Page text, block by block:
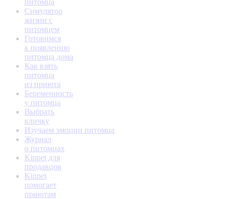
питомца
Симулятор
жизни с
питомцем
Готовимся
к появлению
питомца дома
Как взять
питомца
из приюта
Беременность
у питомца
Выбрать
кличку
Изучаем эмоции питомца
Журнал
о питомцах
Kinpet для
продавцов
Kinpet
помогает
приютам